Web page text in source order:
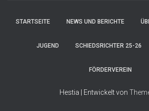
STARTSEITE NEWS UND BERICHTE
JUGEND SCHIEDSRICHTER 25-26
FÖRDERVEREIN
Hestia | Entwickelt von